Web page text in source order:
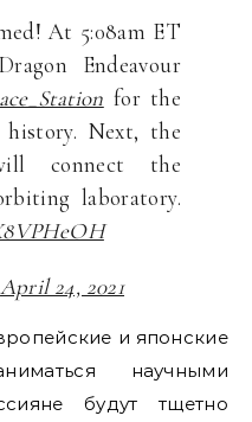
At 5:08am ET
Endeavour
for the
Next, the
connect the
laboratory.
April 24, 2021
и японские
научными
будут тщетно